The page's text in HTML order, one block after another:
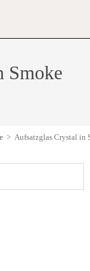
Smoke
> Aufsatzglas Crystal in